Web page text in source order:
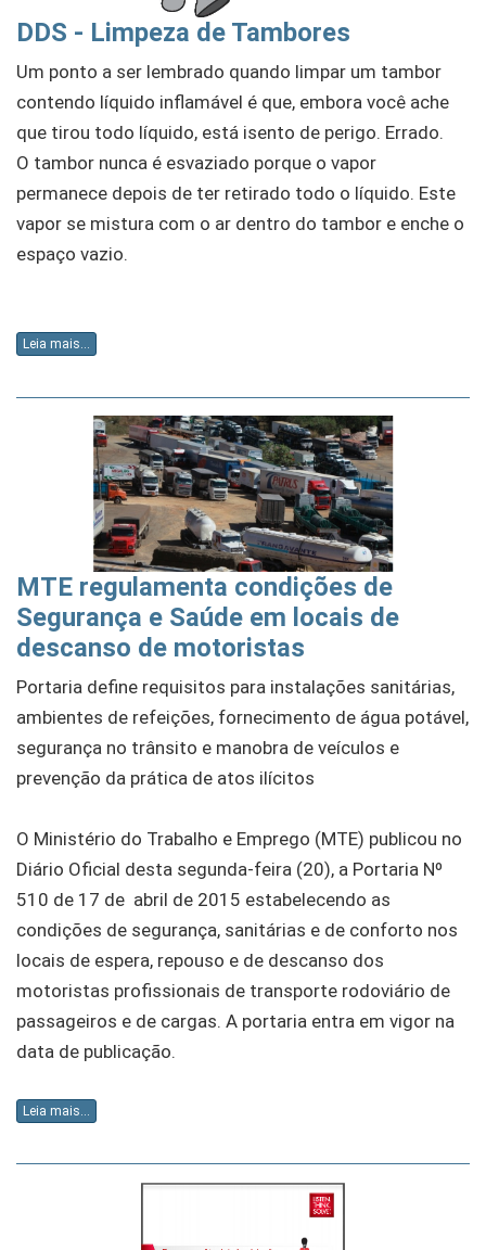
DDS - Limpeza de Tambores
Um ponto a ser lembrado quando limpar um tambor
contendo líquido inflamável é que, embora você ache
que tirou todo líquido, está isento de perigo. Errado.
O tambor nunca é esvaziado porque o vapor
permanece depois de ter retirado todo o líquido. Este
vapor se mistura com o ar dentro do tambor e enche o
espaço vazio.
Leia mais...
MTE regulamenta condições de
Segurança e Saúde em locais de
descanso de motoristas
Portaria define requisitos para instalações sanitárias,
ambientes de refeições, fornecimento de água potável,
segurança no trânsito e manobra de veículos e
prevenção da prática de atos ilícitos
O Ministério do Trabalho e Emprego (MTE) publicou no
Diário Oficial desta segunda-feira (20), a Portaria Nº
510 de 17 de abril de 2015 estabelecendo as
condições de segurança, sanitárias e de conforto nos
locais de espera, repouso e de descanso dos
motoristas profissionais de transporte rodoviário de
passageiros e de cargas. A portaria entra em vigor na
data de publicação.
Leia mais...